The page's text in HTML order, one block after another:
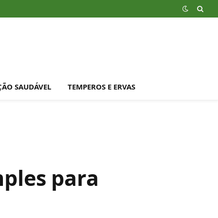
SAUDÁVEL TEMPEROS E ERVAS
para